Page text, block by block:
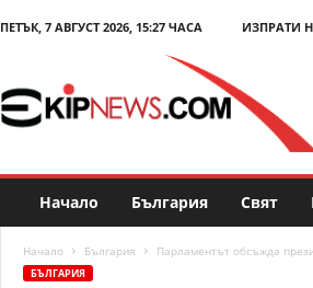
ПЕТЪК, 7 АВГУСТ 2026, 15:27 ЧАСА ИЗПРАТИ
E
p
N
Начало България Свят
Начало България Парламентът обсъжда
БЪЛГАРИЯ